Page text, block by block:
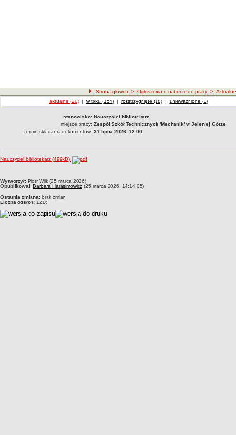
Strona główna > Ogłoszenia o naborze do pracy > Aktualne
Ogłoszenia o naborze
aktualne (20)| Ogłoszenia o naborze
w toku (154)| Ogłoszenia o naborze
rozstrzygnięte (18)| Ogłoszenia o naborze
unieważnione (1)
stanowisko: Nauczyciel bibliotekarz
miejsce pracy: Zespół Szkół Technicznych 'Mechanik' w Jeleniej Górze
termin składania dokumentów: 31 lipca 2026 12:00
Nauczyciel bibliotekarz (499kB)
metryczka
Wytworzył: Piotr Wilk (25 marca 2026)
Opublikował: Barbara Harasimowicz (25 marca 2026, 14:14:05)
Ostatnia zmiana: brak zmian
Liczba odsłon: 1216